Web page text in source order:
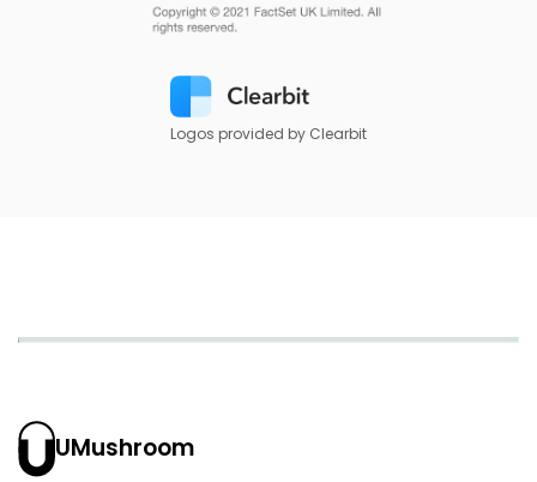
Logos provided by Clearbit
UMushroom